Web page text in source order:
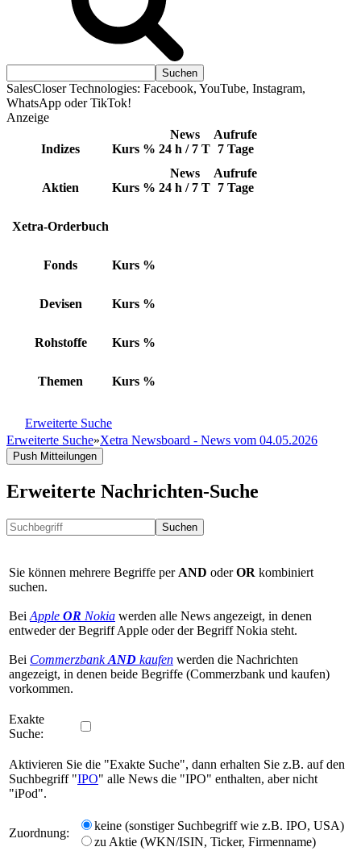
SalesCloser Technologies: Facebook, YouTube, Instagram,
WhatsApp oder TikTok!
Anzeige
Indizes Kurs %
News
24 h / 7 T
Aufrufe
7 Tage
Aktien Kurs %
News
24 h / 7 T
Aufrufe
7 Tage
Xetra-Orderbuch
Fonds Kurs %
Devisen Kurs %
Rohstoffe Kurs %
Themen Kurs %
Erweiterte Suche
Erweiterte Suche»Xetra Newsboard - News vom 04.05.2026
Push Mitteilungen
Erweiterte Nachrichten-Suche
Suchen
Sie können mehrere Begriffe per AND oderOR kombiniert
suchen.
Bei Apple OR Nokia werden alle News angezeigt, in denen
entweder der Begriff Apple oder der Begriff Nokia steht.
Bei CommerzbankAND kaufen werden die Nachrichten
angezeigt, in denen beide Begriffe (Commerzbank und kaufen)
vorkommen.
Exakte
Suche:
Aktivieren Sie die "Exakte Suche", dann erhalten Sie z.B. auf den
Suchbegriff "IPO" alle News die "IPO" enthalten, aber nicht
"iPod".
Zuordnung:
keine (sonstiger Suchbegriff wie z.B. IPO, USA)
zu Aktie (WKN/ISIN, Ticker, Firmenname)